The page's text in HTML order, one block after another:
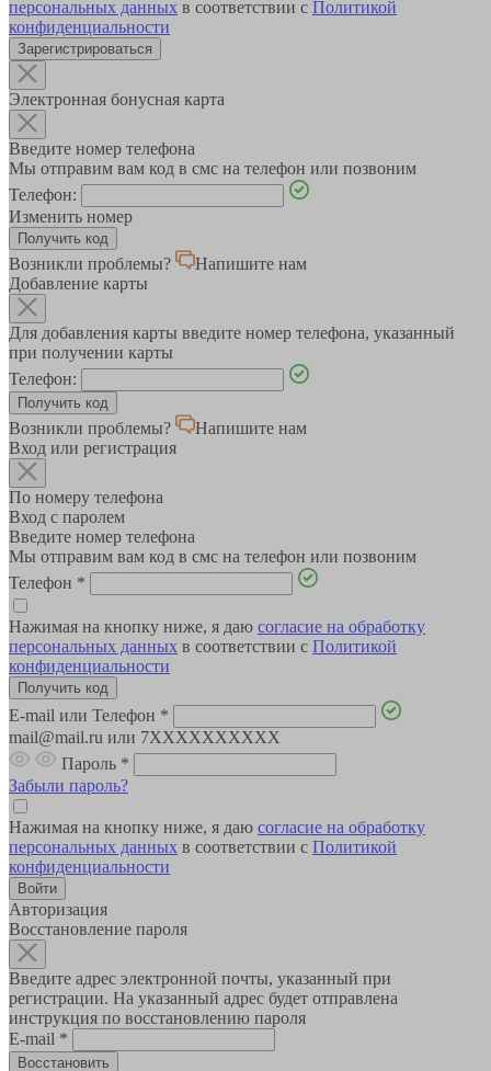
персональных данных в соответствии с Политикой
конфиденциальности
Зарегистрироваться
Электронная бонусная карта
Введите номер телефона
Мы отправим вам код в смс на телефон или позвоним
Телефон:
Изменить номер
Возникли проблемы?
Напишите нам
Добавление карты
Для добавления карты введите номер телефона, указанный
при получении карты
Телефон:
Возникли проблемы?
Напишите нам
Вход или регистрация
По номеру телефона
Вход с паролем
Введите номер телефона
Мы отправим вам код в смс на телефон или позвоним
Телефон *
Нажимая на кнопку ниже, я даю согласие на обработку
персональных данных в соответствии с Политикой
конфиденциальности
E-mail или Телефон *
mail@mail.ru или 7XXXXXXXXXX
Пароль *
Забыли пароль?
Нажимая на кнопку ниже, я даю согласие на обработку
персональных данных в соответствии с Политикой
конфиденциальности
Авторизация
Восстановление пароля
Введите адрес электронной почты, указанный при
регистрации. На указанный адрес будет отправлена
инструкция по восстановлению пароля
E-mail *